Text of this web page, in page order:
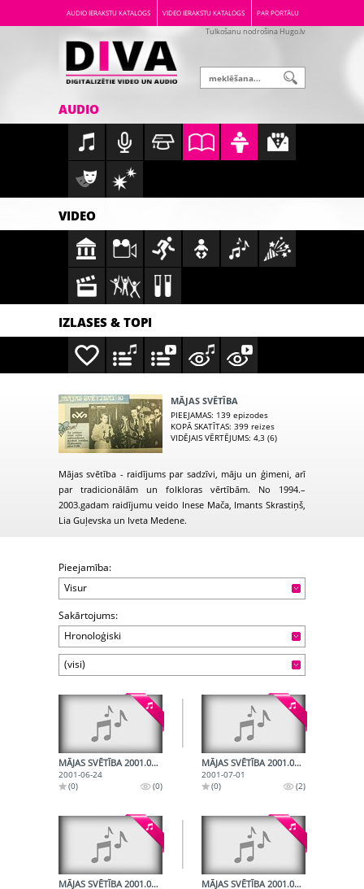
AUDIO IERAKSTU KATALOGS VIDEO IERAKSTU KATALOGS PAR PORTĀLU
Tulkošanu nodrošina Hugo.lv
AUDIO
VIDEO
IZLASES & TOPI
MĀJAS SVĒTĪBA
PIEEJAMAS: 139 epizodes
KOPĀ SKATĪTAS: 399 reizes
VIDĒJAIS VĒRTĒJUMS: 4,3 (6)
Mājas svētība - raidījums par sadzīvi, māju un ģimeni, arī
par tradicionālām un folkloras vērtībām. No 1994.–
2003.gadam raidījumu veido Inese Mača, Imants Skrastiņš,
Lia Guļevska un Iveta Medene.
Pieejamība:
Visur
Sakārtojums:
Hronoloģiski
(visi)
MĀJAS SVĒTĪBA 2001.06.24.
2001-06-24
(0)
(0)
MĀJAS SVĒTĪBA 2001.07.01.
2001-07-01
(0)
(2)
MĀJAS SVĒTĪBA 2001.07.15. MĀJAS SVĒTĪBA 2001.07.29.